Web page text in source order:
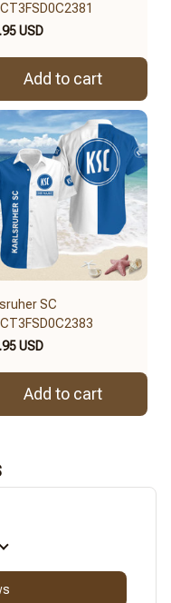
USD
Add to cart
SC
USD
Add to cart